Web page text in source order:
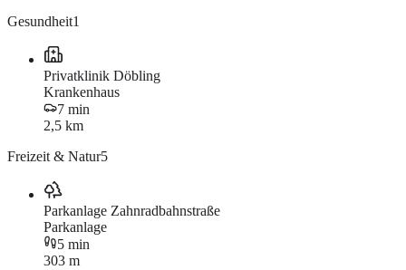
Gesundheit1
Privatklinik Döbling
Krankenhaus
7 min
2,5 km
Freizeit & Natur5
Parkanlage Zahnradbahnstraße
Parkanlage
5 min
303 m